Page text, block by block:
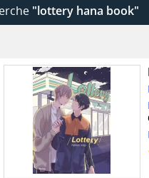
"lottery hana book"